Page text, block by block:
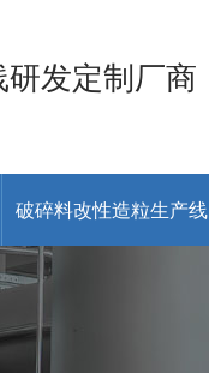
发定制厂商
破碎料改性造粒生产线